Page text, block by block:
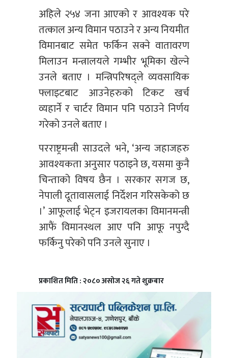
अहिले २५४ जना आएको र आवश्यक परे
तत्काल अन्य विमान पठाउने र अन्य नियमीत
विमानबाट समेत फर्किन सक्ने वातावरण
मिलाउन मन्त्रालयले गम्भीर भूमिका खेल्ने
उनले बताए । मन्त्रिपरिषद्ले व्यवसायिक
फ्लाइटबाट आउनेहरुको टिकट खर्च
व्यहार्ने र चार्टर विमान पनि पठाउने निर्णय
गरेको उनले बताए ।
परराष्ट्रमन्त्री साउदले भने, ‘अन्य जहाजहरु
आवश्यकता अनुसार पठाइने छ, यसमा कुनै
चिन्ताको विषय छैन । सरकार सगज छ,
नेपाली दूतावासलाई निर्देशन गरिसकेको छ
।’ आफूलाई भेट्न इजरायलका विमानमन्त्री
आफैं विमानस्थल आए पनि आफू नपुग्दै
फर्किनु परेको पनि उनले सुनाए ।
प्रकाशित मिति : २०८० असोज २६ गते शुक्रबार